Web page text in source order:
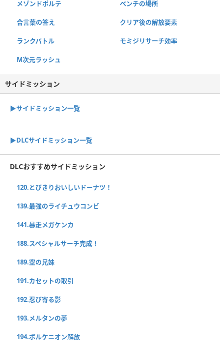
メゾンドポルテ ベンチの場所
合言葉の答え クリア後の解放要素
ランクバトル モミジリサーチ効率
M次元ラッシュ
サイドミッション
▶︎サイドミッション一覧
▶︎DLCサイドミッション一覧
DLCおすすめサイドミッション
120.とびきりおいしいドーナツ！
139.最強のライチュウコンビ
141.暴走メガケンカ
188.スペシャルサーチ完成！
189.空の兄妹
191.カセットの取引
192.忍び寄る影
193.メルタンの夢
194.ボルケニオン解放